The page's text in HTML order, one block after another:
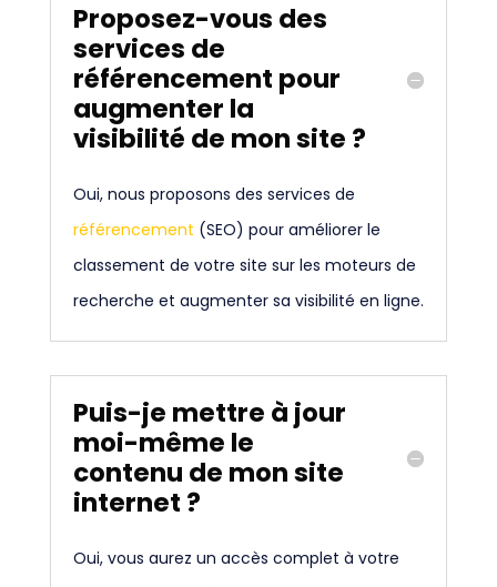
Proposez-vous des
services de
référencement pour
augmenter la
visibilité de mon site ?
Oui, nous proposons des services de
référencement (SEO) pour améliorer le
classement de votre site sur les moteurs de
recherche et augmenter sa visibilité en ligne.
Puis-je mettre à jour
moi-même le
contenu de mon site
internet ?
Oui, vous aurez un accès complet à votre